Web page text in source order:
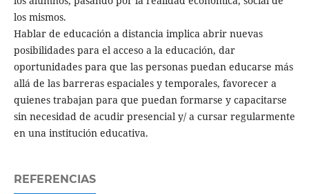
los mismos.
Hablar de educación a distancia implica abrir nuevas
posibilidades para el acceso a la educación, dar
oportunidades para que las personas puedan educarse más
allá de las barreras espaciales y temporales, favorecer a
quienes trabajan para que puedan formarse y capacitarse
sin necesidad de acudir presencial y/ a cursar regularmente
en una institución educativa.
REFERENCIAS